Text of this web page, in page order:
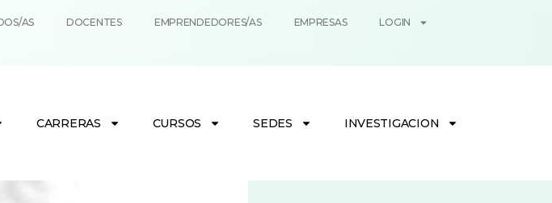
AS DOCENTES EMPRENDEDORES/AS EMPRESAS
LOGIN
CARRERAS CURSOS SEDES INVESTIGACION